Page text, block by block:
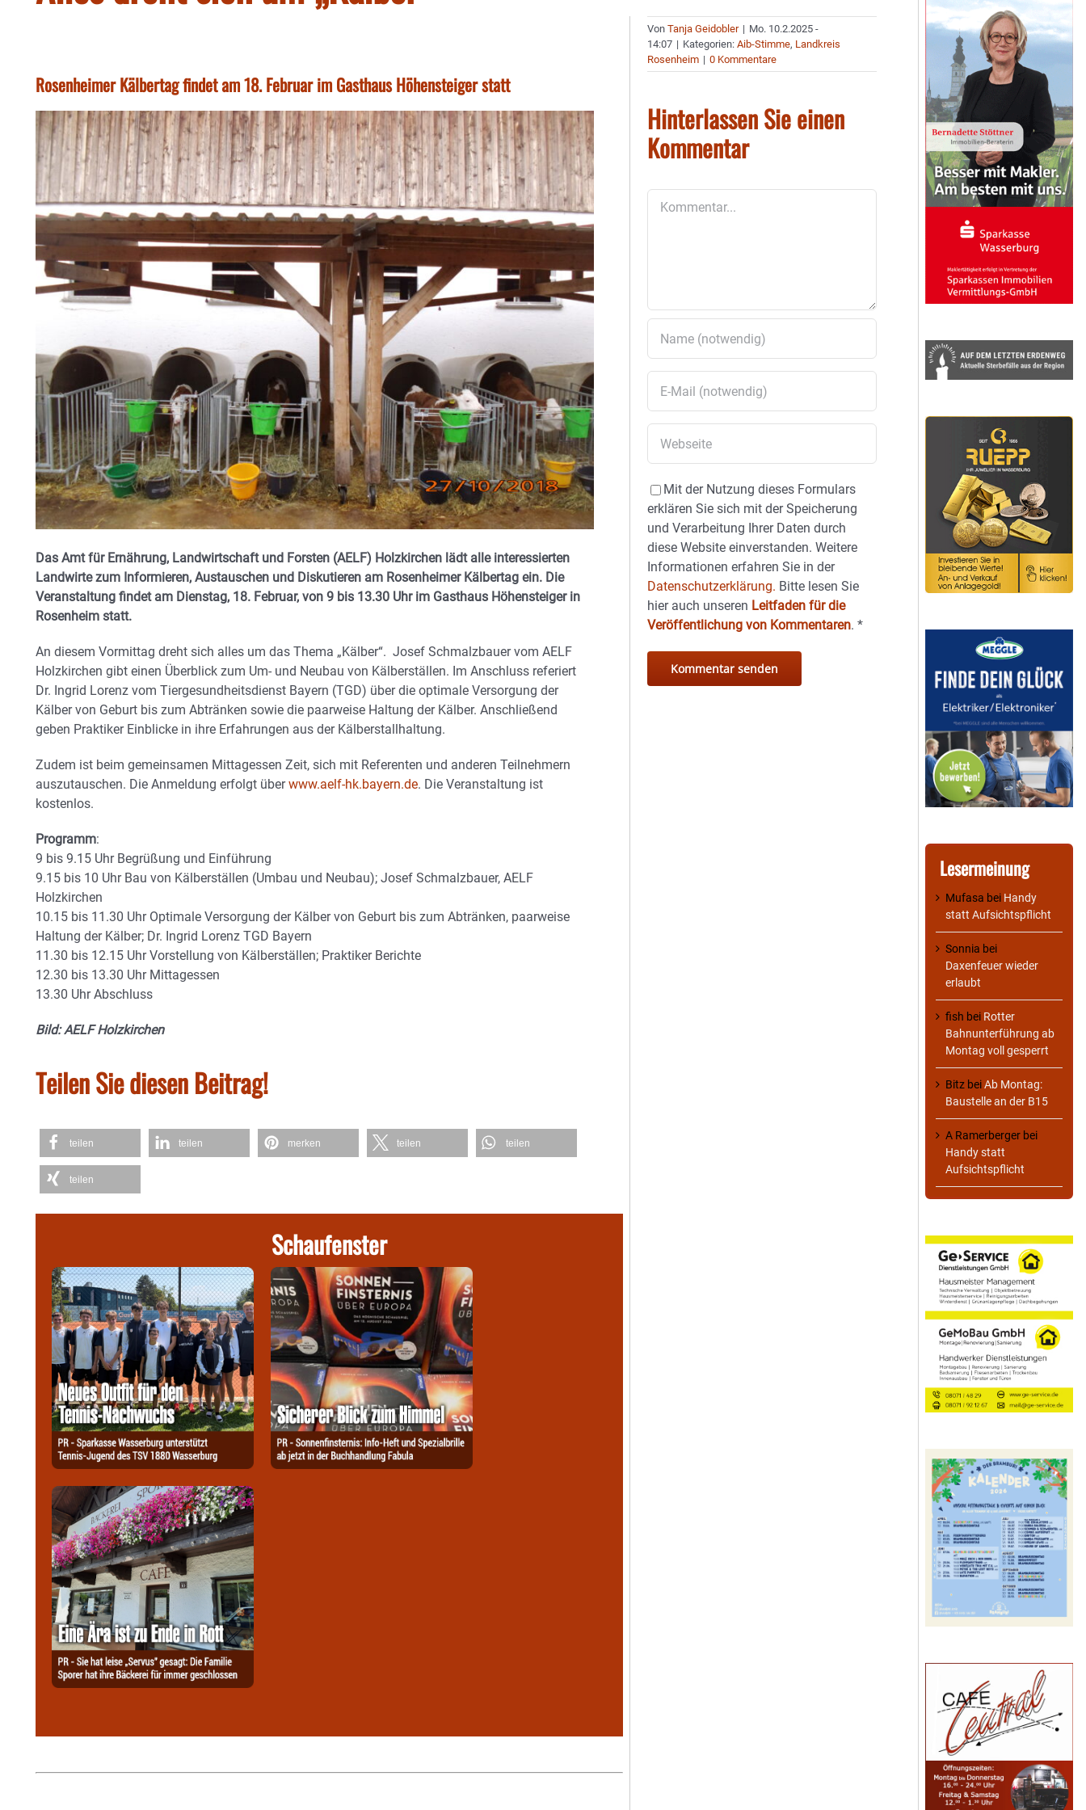
Rosenheimer Kälbertag findet am 18. Februar im Gasthaus Höhensteiger statt
Das Amt für Ernährung, Landwirtschaft und Forsten (AELF) Holzkirchen lädt alle interessierten
Landwirte zum Informieren, Austauschen und Diskutieren am Rosenheimer Kälbertag ein. Die
Veranstaltung findet am Dienstag, 18. Februar, von 9 bis 13.30 Uhr im Gasthaus Höhensteiger in
Rosenheim statt.
An diesem Vormittag dreht sich alles um das Thema „Kälber“. Josef Schmalzbauer vom AELF
Holzkirchen gibt einen Überblick zum Um- und Neubau von Kälberställen. Im Anschluss referiert
Dr. Ingrid Lorenz vom Tiergesundheitsdienst Bayern (TGD) über die optimale Versorgung der
Kälber von Geburt bis zum Abtränken sowie die paarweise Haltung der Kälber. Anschließend
geben Praktiker Einblicke in ihre Erfahrungen aus der Kälberstallhaltung.
Zudem ist beim gemeinsamen Mittagessen Zeit, sich mit Referenten und anderen Teilnehmern
auszutauschen. Die Anmeldung erfolgt überwww.aelf-hk.bayern.de. Die Veranstaltung ist
kostenlos.
Programm:
9 bis 9.15 Uhr Begrüßung und Einführung
9.15 bis 10 Uhr Bau von Kälberställen (Umbau und Neubau); Josef Schmalzbauer, AELF
Holzkirchen
10.15 bis 11.30 Uhr Optimale Versorgung der Kälber von Geburt bis zum Abtränken, paarweise
Haltung der Kälber; Dr. Ingrid Lorenz TGD Bayern
11.30 bis 12.15 Uhr Vorstellung von Kälberställen; Praktiker Berichte
12.30 bis 13.30 Uhr Mittagessen
13.30 Uhr Abschluss
Bild: AELF Holzkirchen
Teilen Sie diesen Beitrag!
teilen teilen merken teilen teilen
teilen
Schaufenster
VonTanja Geidobler | Mo. 10.2.2025 -
14:07 | Kategorien:Aib-Stimme, Landkreis
Rosenheim | 0 Kommentare
Hinterlassen Sie einen
Kommentar
Mit der Nutzung dieses Formulars
erklären Sie sich mit der Speicherung
und Verarbeitung Ihrer Daten durch
diese Website einverstanden. Weitere
Informationen erfahren Sie in der
Datenschutzerklärung. Bitte lesen Sie
hier auch unseren Leitfaden für die
Veröffentlichung von Kommentaren.*
Lesermeinung
Mufasa bei Handy
statt Aufsichtspflicht
Sonnia bei
Daxenfeuer wieder
erlaubt
fish bei Rotter
Bahnunterführung ab
Montag voll gesperrt
Bitz beiAb Montag:
Baustelle an der B15
A Ramerberger bei
Handy statt
Aufsichtspflicht